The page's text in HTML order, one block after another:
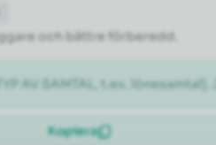
och bättre förberedd.
AV SAMTAL, t.ex.
Kopiera